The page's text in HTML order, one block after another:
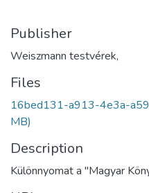
Publisher
Weiszmann testvérek,
Files
16bed131-a913-4e3a-
MB)
Description
Különnyomat a "Magyar